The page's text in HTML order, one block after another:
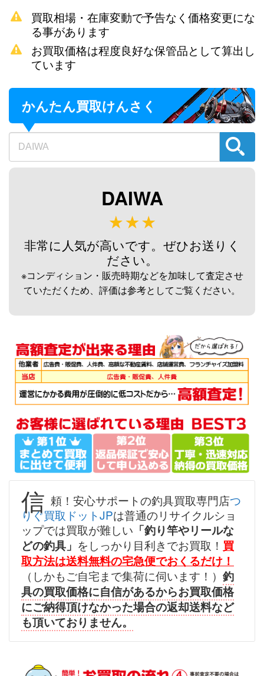
釣具買取クーポンg-
turi20260804 （2026/08/31迄）
シマノ 15 ツインパワー SW
8000HG スピニングリール 未使用
turi20260805（2026/08/31迄）
21,000円
ダイワ 荒法師 21尺 へら竿 未使用
釣具買取クーポンg-
turi20260806
57,500円
2026/08/02
ダイワ 荒法師 武天K 18尺 へら竿
未使用
（2026/08/31迄）
48,000円
2026/08/02
ダイワ 荒法師 武天J 13尺 へら竿
釣具買取クーポンg-
（2026/08/31迄）
ダイワ 荒法師 武天J 11尺 へら竿
未使用
33,000円
2026/08/02
ダイワ 荒法師 武天Ｋ16尺 へら竿
未使用
釣具買取クーポンg-
turi20260810（2026/08/31迄）
28,500円
2026/08/02
シマノ へら竿 飛天弓 閃光レイン
釣具買取クーポンg-
turi20260701
（2026/07/31迄）
62,000円
シマノ へら竿 飛天弓 閃光レイン
ボー 24尺 未使用
釣具買取クーポン
turi20260702（2026/07/31迄）
57,000円
2026/07/05
シマノ へら竿 飛天弓 柳 18尺 未
使用
釣具買取クーポン g-
turi20260703（2026/07/31迄）
45,000円
2026/07/05
シマノ へら竿 飛天弓 閃光L 24尺
未使用
釣具買取クーポンg-
turi20260704 （2026/07/31迄）
39,000円
2026/07/05
シマノ へら竿 飛天弓 皆空 15尺
釣具買取クーポンg-
34,000円
買取相場・在庫変動で予告なく価格変更にな
る事があります
お買取価格は程度良好な保管品として算出し
ています
かんたん買取けんさく
DAIWA
非常に人気が高いです。ぜひお送りく
ださい。
※コンディション・販売時期などを加味して査定させ
ていただくため、評価は参考としてご覧ください。
信 頼！安心サポートの釣具買取専門店つ
りぐ買取ドットJPは普通のリサイクルショ
ップでは買取が難しい 「釣り竿やリールな
どの釣具」 をしっかり目利きでお買取！ 買
取方法は送料無料の宅急便でおくるだけ！
（しかもご自宅まで集荷に伺います！） 釣
具の買取価格に自信があるからお買取価格
にご納得頂けなかった場合の返却送料など
も頂いておりません。